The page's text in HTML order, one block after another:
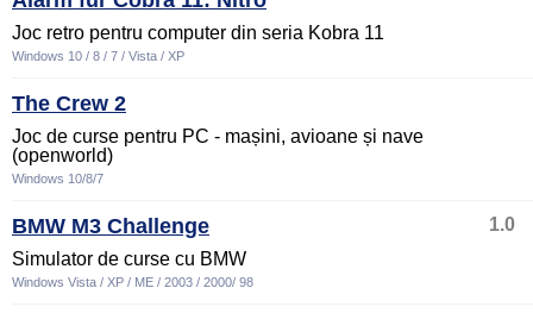
Joc retro pentru computer din seria Kobra 11
Windows 10 / 8 / 7 / Vista / XP
The Crew 2
Joc de curse pentru PC - mașini, avioane și nave
(openworld)
Windows 10/8/7
BMW M3 Challenge
1.0
Simulator de curse cu BMW
Windows Vista / XP / ME / 2003 / 2000/ 98